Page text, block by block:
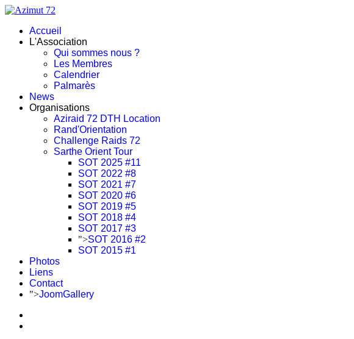
Accueil
L'Association
Qui sommes nous ?
Les Membres
Calendrier
Palmarès
News
Organisations
Aziraid 72 DTH Location
Rand'Orientation
Challenge Raids 72
Sarthe Orient Tour
SOT 2025 #11
SOT 2022 #8
SOT 2021 #7
SOT 2020 #6
SOT 2019 #5
SOT 2018 #4
SOT 2017 #3
">SOT 2016 #2
SOT 2015 #1
Photos
Liens
Contact
">JoomGallery